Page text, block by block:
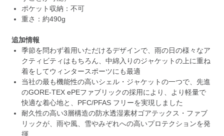
ポケット収納：不可
重さ：約490g
追加情報
季節を問わず着用いただけるデザインで、雨の日の様々なア
クティビティはもちろん、中綿入りのジャケットの上に重ね
着をしてウィンタースポーツにも最適
当社の最も機能性の高いシェル・ジャケットの一つで、先進
のGORE-TEX ePEファブリックの採用により、より軽量で
快適な着心地と、PFC/PFAS フリーを実現しました
耐久性の高い3層構造の防水透湿素材ゴアテックス・ファブ
リックが、雨や風、雪やみぞれへの高いプロテクションを発
揮